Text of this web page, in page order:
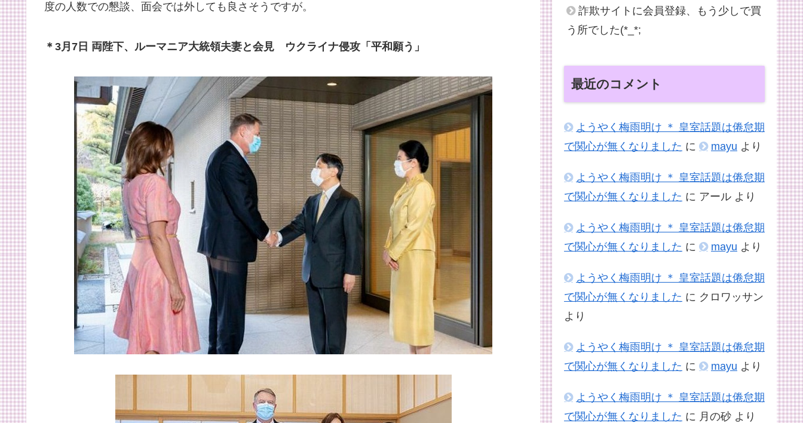
度の人数での懇談、面会では外しても良さそうですが。
＊3月7日 両陛下、ルーマニア大統領夫妻と会見 ウクライナ侵攻「平和願う」
詐欺サイトに会員登録、もう少しで買
う所でした(*_*;
最近のコメント
ようやく梅雨明け ＊ 皇室話題は倦怠期
で関心が無くなりました に mayu より
ようやく梅雨明け ＊ 皇室話題は倦怠期
で関心が無くなりました に アール より
ようやく梅雨明け ＊ 皇室話題は倦怠期
で関心が無くなりました に mayu より
ようやく梅雨明け ＊ 皇室話題は倦怠期
で関心が無くなりました に クロワッサン
より
ようやく梅雨明け ＊ 皇室話題は倦怠期
で関心が無くなりました に mayu より
ようやく梅雨明け ＊ 皇室話題は倦怠期
で関心が無くなりました に 月の砂 より